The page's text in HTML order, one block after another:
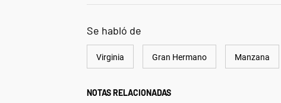
Se habló de
Virginia Gran Hermano Manzana
NOTAS RELACIONADAS